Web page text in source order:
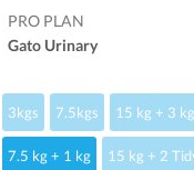
PRO PLAN
Gato Urinary
3kgs 7.5kgs 15 kg + 3 kg
7.5 kg + 1 kg 15 kg + 2